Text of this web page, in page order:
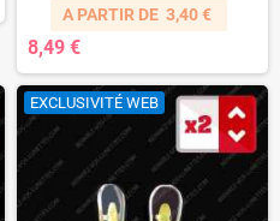
A PARTIR DE 3,40 €
8,49 €
EXCLUSIVITÉ WEB